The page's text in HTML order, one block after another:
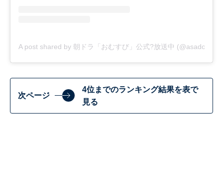
A post shared by 朝ドラ「おむすび」公式?放送中
次ページ
4位までのランキング結果を表で
見る